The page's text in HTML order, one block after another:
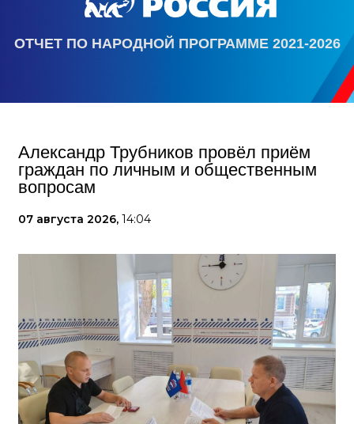
ОТЧЕТ ПО НАРОДНОЙ ПРОГРАММЕ 2021-2026
Александр Трубников провёл приём
граждан по личным и общественным
вопросам
07 августа 2026, 14:04